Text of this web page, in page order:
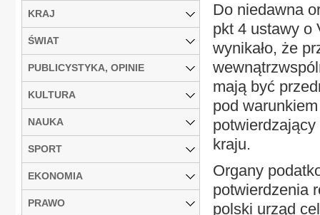
Do niedawna
pkt 4 ustawy o
wynikało, że
mają być
pod
kraju.
Organy
potwierdzenia
polski urząd
KRAJ
ŚWIAT
PUBLICYSTYKA, OPINIE
KULTURA
NAUKA
SPORT
EKONOMIA
PRAWO